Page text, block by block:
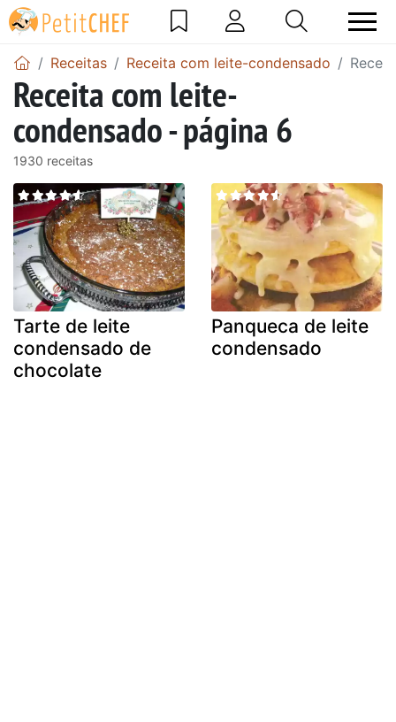
Receitas Receita com leite-condensado
Receita com leite-
condensado - página 6
1930 receitas
Tarte de leite
condensado de
chocolate
Panqueca de leite
condensado